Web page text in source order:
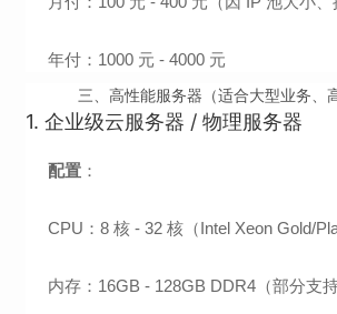
年付：1000 元 - 4000 元
三、高性能服务器（适合大型业务、
1. 企业级云服务器 / 物理服务器
配置 ：
CPU：8 核 - 32 核（Intel Xeon Gold/
内存：16GB - 128GB DDR4（部分支